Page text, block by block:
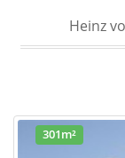
Heinz
301m²